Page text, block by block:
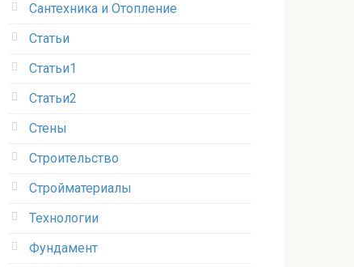
Сантехника и Отопление
Статьи
Статьи1
Статьи2
Стены
Строительство
Стройматериалы
Технологии
Фундамент